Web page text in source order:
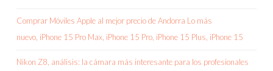
Comprar Móviles Apple al mejor precio de Andorra Lo más
nuevo, iPhone 15 Pro Max, iPhone 15 Pro, iPhone 15 Plus, iPhone 15
Nikon Z8, análisis: la cámara más interesante para los profesionales